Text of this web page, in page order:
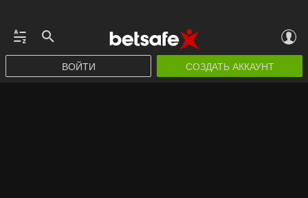
ВОЙТИ СОЗДАТЬ АККАУНТ